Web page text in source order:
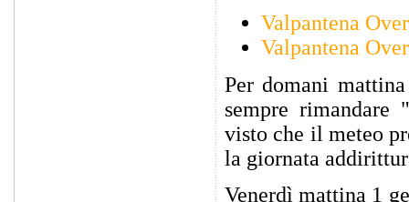
Valpantena
Valpantena
Per domani
sempre
visto che il meteo
la giornata
Venerdì mattina 1